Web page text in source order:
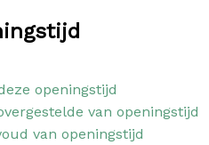
openingstijd
van openingstijd
van openingstijd